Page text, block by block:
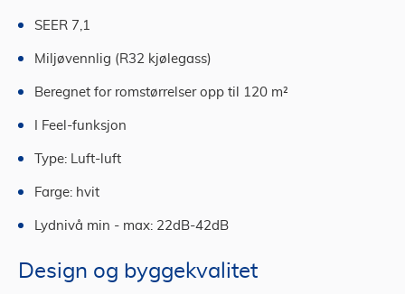
SEER 7,1
Miljøvennlig (R32 kjølegass)
Beregnet for romstørrelser opp til 120 m²
I Feel-funksjon
Type: Luft-luft
Farge: hvit
Lydnivå min - max: 22dB-42dB
Design og byggekvalitet